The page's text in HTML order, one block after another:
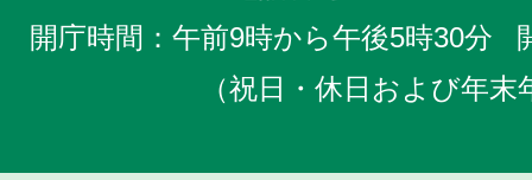
開庁時間：午前9時から午後5時30分
（祝日・休日および年